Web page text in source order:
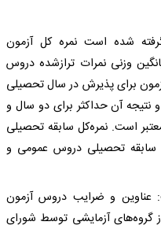
نظر گرفته شده است نمره کل آزمون
وزنی نمرات ترازشده دروس
برای پذیرش در سال تحصیلی
و نتیجه آن حداکثر برای دو سال و
است. نمره‌کل سابقه تحصیلی
سابقه تحصیلی دروس عمومی و
است: عناوین و ضرایب دروس آزمون
آزمایشی توسط شورای